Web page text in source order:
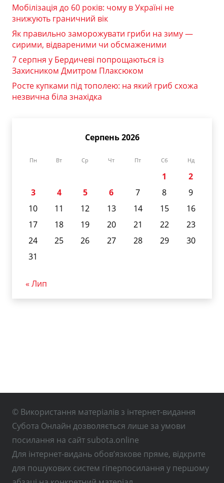
Мобілізація до 60 років: чому в Україні не
знижують граничний вік
Як правильно заморожувати гриби на зиму —
сирими, відвареними чи обсмаженими
7 серпня у Бердичеві попрощаються із
Захисником Дмитром Плаксюком
Росте купками під тополею: на який гриб схожа
незвична біла знахідка
Серпень 2026
Пн Вт Ср Чт Пт Сб Нд
1
2
3
4 5 6 7 8
9
10
11 12 13 14 15
16
17
18 19 20 21 22
23
24
25 26 27 28 29
30
31
« Лип
© Використання матеріалів з інтернет-видання
Субота Онлайн дозволяється лише за умови
посилання на сайт subota.online
Для інтернет-видань обов’язкове пряме, відкрите
для пошукових систем гіперпосилання у першому